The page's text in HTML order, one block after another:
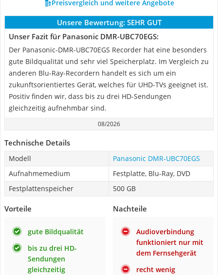
Preisvergleich und weitere Angebote
Unsere Bewertung: SEHR GUT
Unser Fazit für Panasonic DMR-UBC70EGS:
Der Panasonic-DMR-UBC70EGS Recorder hat eine besonders
gute Bildqualität und sehr viel Speicherplatz. Im Vergleich zu
anderen Blu-Ray-Recordern handelt es sich um ein
zukunftsorientiertes Gerät, welches für UHD-TVs geeignet ist.
Positiv finden wir, dass bis zu drei HD-Sendungen
gleichzeitig aufnehmbar sind.
08/2026
Technische Details
Modell
Panasonic DMR-UBC70EGS
Aufnahmemedium
Festplatte, Blu-Ray, DVD
Festplattenspeicher
500 GB
Vorteile
gute Bildqualität
bis zu drei HD-
Sendungen
gleichzeitig
Nachteile
Audioverbindung
funktioniert nur mit
dem Fernsehgerät
recht wenig